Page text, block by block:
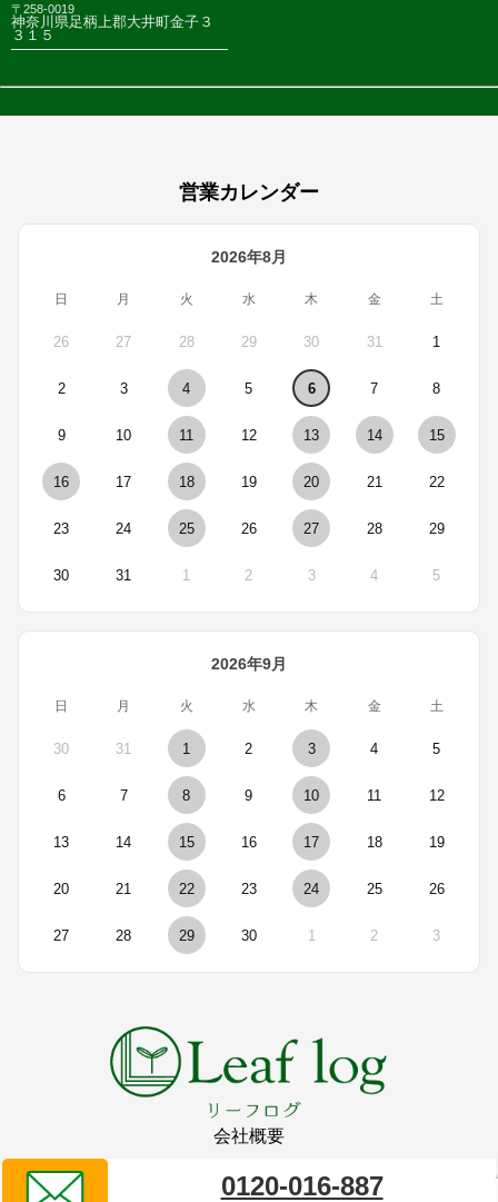
0120-016-887
〒258-0019
神奈川県足柄上郡大井町金子３
３１５
営業カレンダー
2026年8月
日 月 火 水 木 金 土
26 27 28 29 30 31 1
2 3 4 5 6 7 8
9 10 11 12 13 14 15
16 17 18 19 20 21 22
23 24 25 26 27 28 29
30 31 1 2 3 4 5
2026年9月
日 月 火 水 木 金 土
30 31 1 2 3 4 5
6 7 8 9 10 11 12
13 14 15 16 17 18 19
20 21 22 23 24 25 26
27 28 29 30 1 2 3
会社概要
リーフログ販売代理店
タイプレイス株式会社